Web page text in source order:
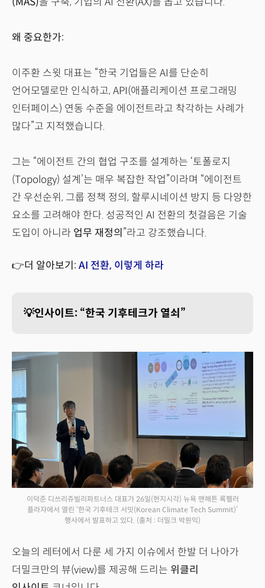
왜 중요한가:
이주환 스윗 대표는 “한국 기업들은 AI를 단순히
언어모델로만 인식하고, API(애플리케이션 프로그래밍
인터페이스) 연동 수준을 에이전트라고 착각하는 사례가
많다”고 지적했습니다.
그는 “에이전트 간의 협업 구조를 설계하는 ‘토폴로지
(Topology) 설계’는 매우 복잡한 작업”이라며 “에이전트
간 우선순위, 그룹 정책 정의, 할루시네이션 방지 등 다양한
요소를 고려해야 한다. 성공적인 AI 전환의 첫걸음은 기술
도입이 아니라 업무 재정의 ”라고 강조했습니다.
👉더 알아보기: AI 전환, 이렇게 하라
💡인사이트: “한국 기후테크가 열쇠”
이덕준 디쓰리쥬빌리파트너스 대표가 26일(현지시각) 뉴욕 맨해튼 록펠러
플라자에서 열린 ‘한국 기후테크 서밋(Korean Climate Tech Summit)’
행사에서 발표하고 있다. (출처 : 더밀크 박원익)
오늘의 레터에서 다룬 세 가지 이슈에서 한발 더 나아가
더밀크만의 뷰(view)를 제공해 드리는 위클리